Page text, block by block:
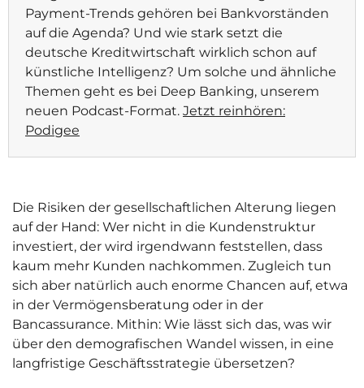
Payment-Trends gehören bei Bankvorständen
auf die Agenda? Und wie stark setzt die
deutsche Kreditwirtschaft wirklich schon auf
künstliche Intelligenz? Um solche und ähnliche
Themen geht es bei Deep Banking, unserem
neuen Podcast-Format. Jetzt reinhören:
Podigee
Die Risiken der gesellschaftlichen Alterung liegen
auf der Hand: Wer nicht in die Kundenstruktur
investiert, der wird irgendwann feststellen, dass
kaum mehr Kunden nachkommen. Zugleich tun
sich aber natürlich auch enorme Chancen auf, etwa
in der Vermögensberatung oder in der
Bancassurance. Mithin: Wie lässt sich das, was wir
über den demografischen Wandel wissen, in eine
langfristige Geschäftsstrategie übersetzen?